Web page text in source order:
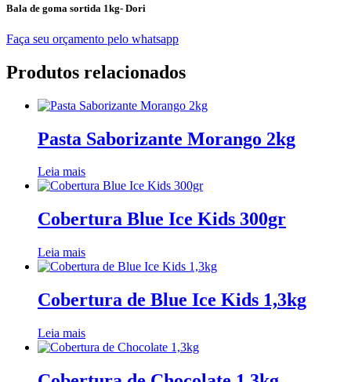
Bala de goma sortida 1kg- Dori
Faça seu orçamento pelo whatsapp
Produtos relacionados
Pasta Saborizante Morango 2kg
Leia mais
Cobertura Blue Ice Kids 300gr
Leia mais
Cobertura de Blue Ice Kids 1,3kg
Leia mais